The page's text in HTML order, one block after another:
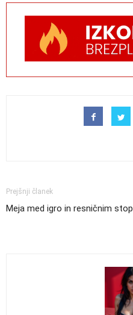
Prejšnji članek
Meja med igro in resničnim stop